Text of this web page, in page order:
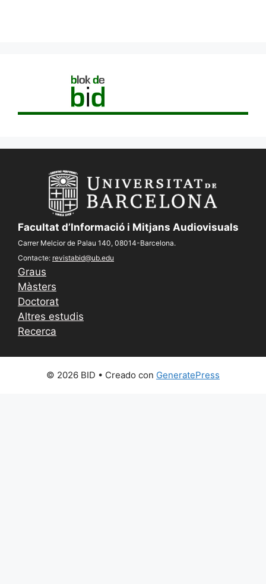
Facultat d’Informació i Mitjans Audiovisuals
Carrer Melcior de Palau 140, 08014-Barcelona.
Contacte: revistabid@ub.edu
Graus
Màsters
Doctorat
Altres estudis
Recerca
© 2026 BID • Creado con GeneratePress